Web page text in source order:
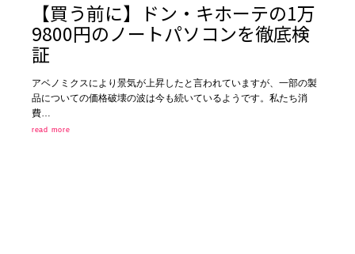
【買う前に】ドン・キホーテの1万
9800円のノートパソコンを徹底検
証
アベノミクスにより景気が上昇したと言われていますが、一部の製
品についての価格破壊の波は今も続いているようです。私たち消
費…
read more